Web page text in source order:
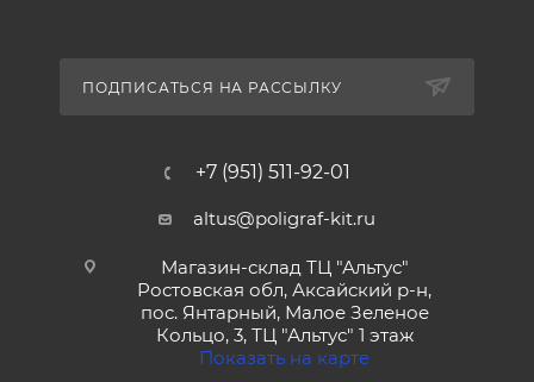
ПОДПИСАТЬСЯ НА РАССЫЛКУ
+7 (951) 511-92-01
altus@poligraf-kit.ru
Магазин-склад ТЦ "Альтус"
Ростовская обл, Аксайский р-н,
пос. Янтарный, Малое Зеленое
Кольцо, 3, ТЦ "Альтус" 1 этаж
Показать на карте